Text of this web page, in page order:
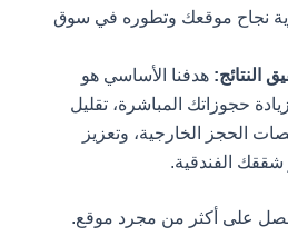
نجاح موقعك وتطوره في سوق
النتائج:هدفنا الأساسي هو
حجوزاتك المباشرة، تقليل
الحجز الخارجية، وتعزيز
الفندقية.
على أكثر من مجرد موقع.